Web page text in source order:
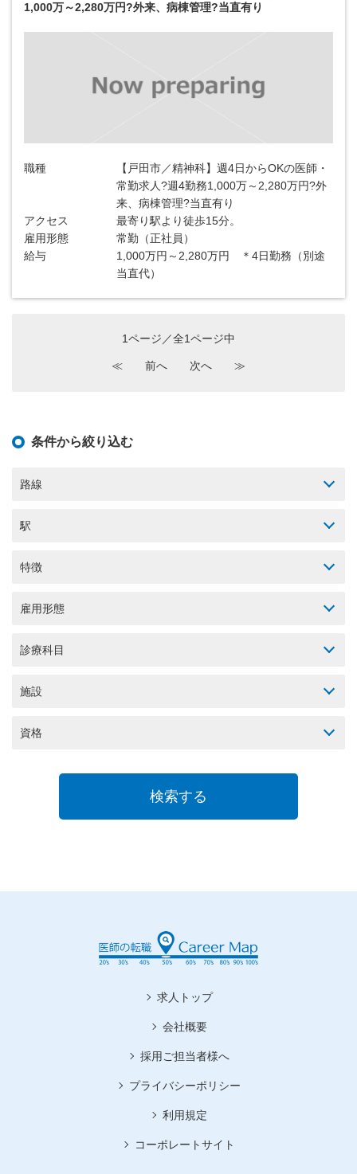
1,000万～2,280万円?外来、病棟管理?当直有り
職種
【戸田市／精神科】週4日からOKの医師・
常勤求人?週4勤務1,000万～2,280万円?外
来、病棟管理?当直有り
アクセス
最寄り駅より徒歩15分。
雇用形態
常勤（正社員）
給与
1,000万円～2,280万円 ＊4日勤務（別途
当直代）
1ページ／全1ページ中
≪ 前へ 次へ ≫
条件から絞り込む
路線
駅
特徴
雇用形態
診療科目
施設
資格
求人トップ
会社概要
採用ご担当者様へ
プライバシーポリシー
利用規定
コーポレートサイト